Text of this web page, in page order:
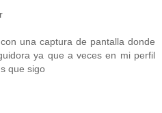
una captura de pantalla donde
ya que a veces en mi perfil
que sigo